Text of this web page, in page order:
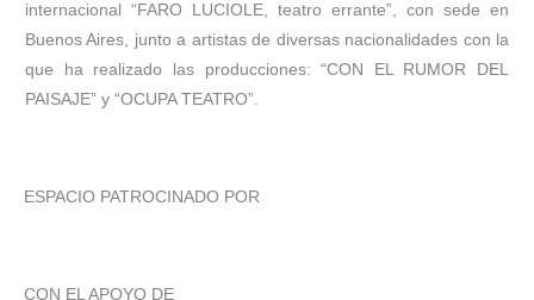
internacional “FARO LUCIOLE, teatro errante”, con sede en
Buenos Aires, junto a artistas de diversas nacionalidades con la
que ha realizado las producciones: “CON EL RUMOR DEL
PAISAJE” y “OCUPA TEATRO”.
ESPACIO PATROCINADO POR
CON EL APOYO DE